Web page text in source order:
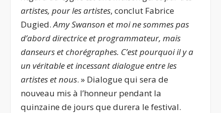
artistes, pour les artistes, conclut Fabrice
Dugied.Amy Swanson et moi ne sommes pas
d’abord directrice et programmateur, mais
danseurs et chorégraphes. C’est pourquoi il y a
un véritable et incessant dialogue entre les
artistes et nous. » Dialogue qui sera de
nouveau mis à l’honneur pendant la
quinzaine de jours que durera le festival.